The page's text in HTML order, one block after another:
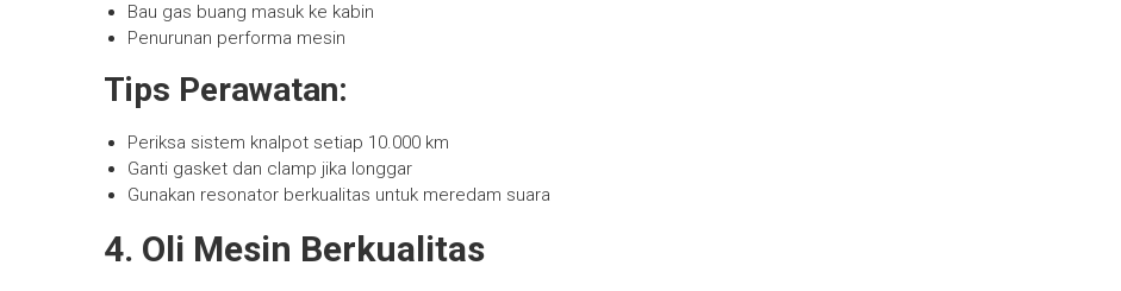
Bau gas buang masuk ke kabin
Penurunan performa mesin
Tips Perawatan:
Periksa sistem knalpot setiap 10.000 km
Ganti gasket dan clamp jika longgar
Gunakan resonator berkualitas untuk meredam suara
4. Oli Mesin Berkualitas